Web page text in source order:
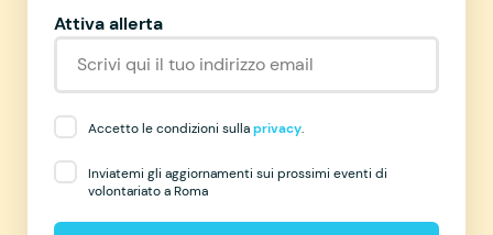
Attiva allerta
Accetto le condizioni sullaprivacy.
Inviatemi gli aggiornamenti sui prossimi eventi di
volontariato a Roma